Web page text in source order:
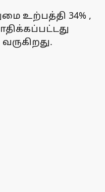
உற்பத்தி 34% ,